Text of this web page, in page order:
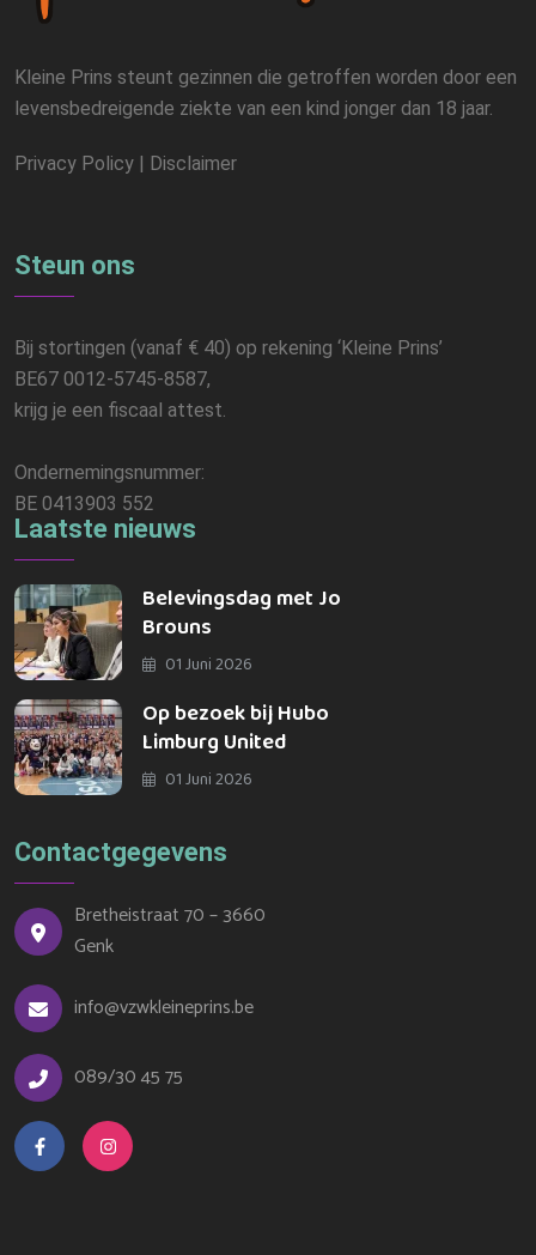
Kleine Prins steunt gezinnen die getroffen worden door een
levensbedreigende ziekte van een kind jonger dan 18 jaar.
Privacy Policy | Disclaimer
Steun ons
Bij stortingen (vanaf € 40) op rekening ‘Kleine Prins’
BE67 0012-5745-8587,
krijg je een fiscaal attest.
Ondernemingsnummer:
BE 0413903 552
Laatste nieuws
Belevingsdag met Jo
Brouns
01 Juni 2026
Op bezoek bij Hubo
Limburg United
01 Juni 2026
Contactgegevens
Bretheistraat 70 – 3660
Genk
info@vzwkleineprins.be
089/30 45 75